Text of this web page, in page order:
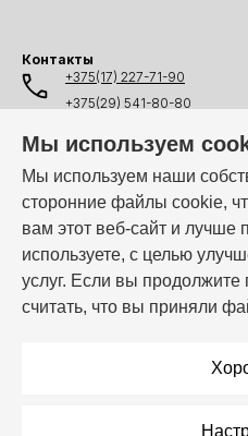
Мы используем
Мы используем наши
сторонние файлы cookie,
вам этот веб-сайт и лучше
используете, с целью
услуг. Если вы
считать, что вы приняли
Контакты
+375(17) 227-71-90
+375(29) 541-80-80
+375(44) 541-80-80
info@i-ven.by
Мы в
Режим работы: